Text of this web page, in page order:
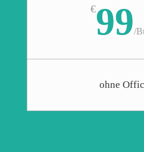
€99/
ohne